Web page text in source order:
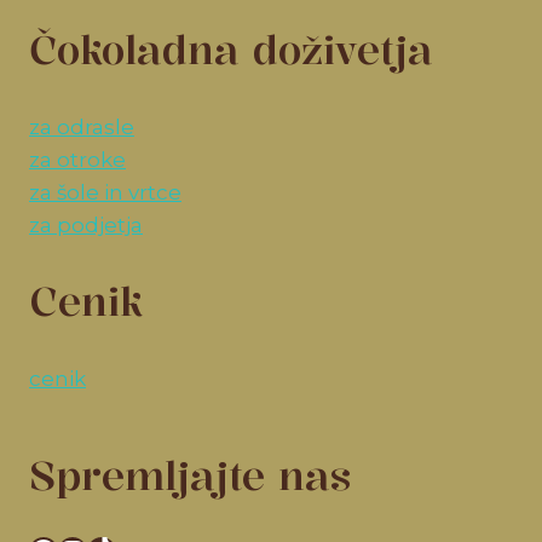
Čokoladna doživetja
za odrasle
za otroke
za šole in vrtce
za podjetja
Cenik
cenik
Spremljajte nas